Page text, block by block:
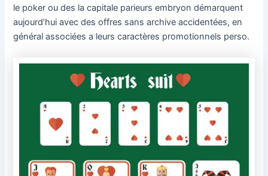
le poker ou des la capitale parieurs embryon démarquent
aujourd’hui avec des offres sans archive accidentées, en
général associées a leurs caractères promotionnels perso.